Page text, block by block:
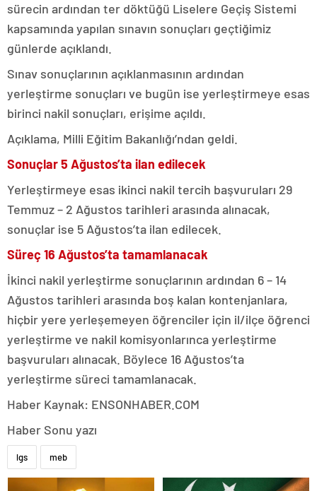
sürecin ardından ter döktüğü Liselere Geçiş Sistemi
kapsamında yapılan sınavın sonuçları geçtiğimiz
günlerde açıklandı.
Sınav sonuçlarının açıklanmasının ardından
yerleştirme sonuçları ve bugün ise yerleştirmeye esas
birinci nakil sonuçları, erişime açıldı.
Açıklama, Milli Eğitim Bakanlığı’ndan geldi.
Sonuçlar 5 Ağustos’ta ilan edilecek
Yerleştirmeye esas ikinci nakil tercih başvuruları 29
Temmuz – 2 Ağustos tarihleri arasında alınacak,
sonuçlar ise 5 Ağustos’ta ilan edilecek.
Süreç 16 Ağustos’ta tamamlanacak
İkinci nakil yerleştirme sonuçlarının ardından 6 – 14
Ağustos tarihleri arasında boş kalan kontenjanlara,
hiçbir yere yerleşemeyen öğrenciler için il/ilçe öğrenci
yerleştirme ve nakil komisyonlarınca yerleştirme
başvuruları alınacak. Böylece 16 Ağustos’ta
yerleştirme süreci tamamlanacak.
Haber Kaynak: ENSONHABER.COM
Haber Sonu yazı
lgs meb